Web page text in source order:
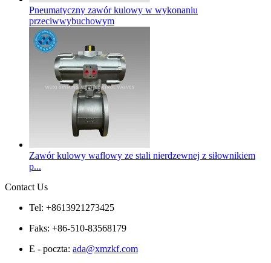
Pneumatyczny zawór kulowy w wykonaniu
przeciwwybuchowym
Zawór kulowy waflowy ze stali nierdzewnej z siłownikiem
p...
Contact Us
Tel: +8613921273425
Faks: +86-510-83568179
E - poczta: ada@xmzkf.com